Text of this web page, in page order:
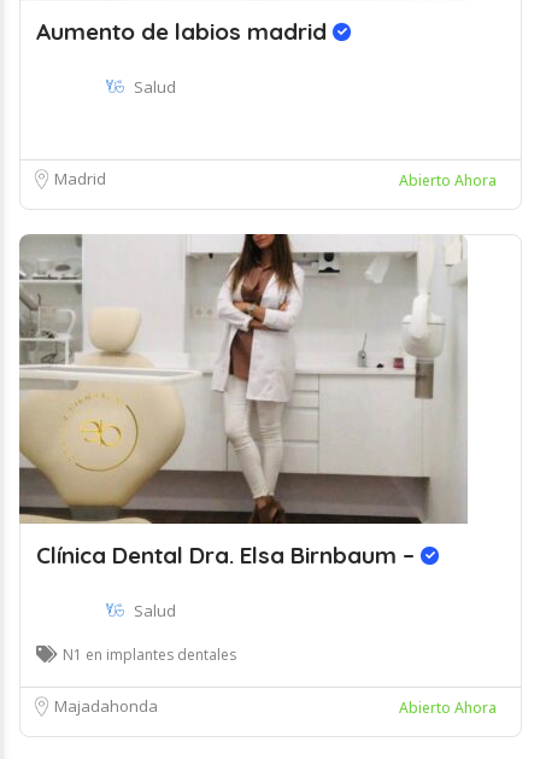
Aumento de labios madrid
Salud
Madrid Abierto Ahora
Clínica Dental Dra. Elsa Birnbaum –
Salud
N1 en implantes dentales
Majadahonda Abierto Ahora